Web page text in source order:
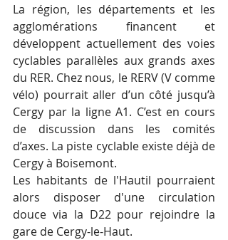
La région, les départements et les
agglomérations financent et
développent actuellement des voies
cyclables parallèles aux grands axes
du RER. Chez nous, le RERV (V comme
vélo) pourrait aller d’un côté jusqu’à
Cergy par la ligne A1. C’est en cours
de discussion dans les comités
d’axes. La piste cyclable existe déjà de
Cergy à Boisemont.
Les habitants de l'Hautil pourraient
alors disposer d'une circulation
douce via la D22 pour rejoindre la
gare de Cergy-le-Haut.